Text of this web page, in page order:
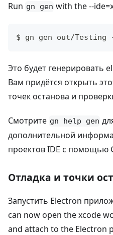
Run gn gen with the --
$ gn gen out/Testing
Это будет генерировать
Вам придётся открыть
точек останова и
Смотрите gn help gen
дополнительной
проектов IDE с помощью
Отладка и точки
Запустить Electron
can now open the xcode
and attach to the Electron